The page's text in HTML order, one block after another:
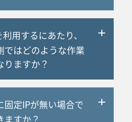
なる規範化と情報セキュリ
目的に、違法経営行為の集
を行うとしています。
構築している日本企業には
サービスの提供を全面禁止
ざいます。
めた事業者が提供しているこ
行した正規ライセンスを持っ
サービスを利用しないこと
用するにあたり、
ではどのような作業
りますか？
ニュアルに沿って、ルータ
ス可能なPCに接続いただき
定IPが無い場合で
ますか？